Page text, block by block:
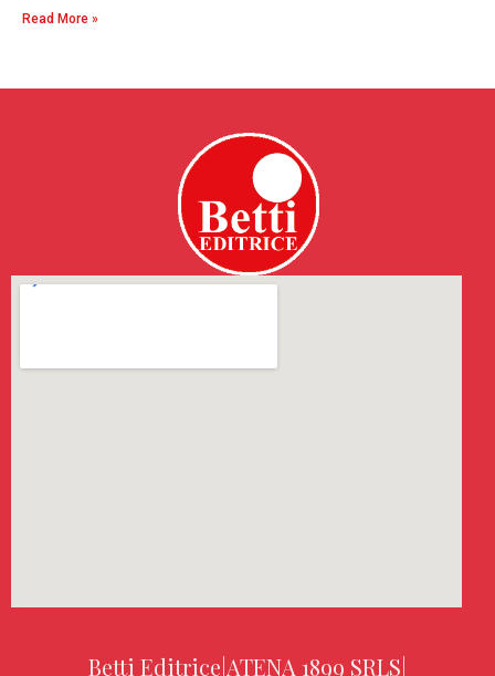
Read More »
Betti Editrice ATENA 1899 SRLS